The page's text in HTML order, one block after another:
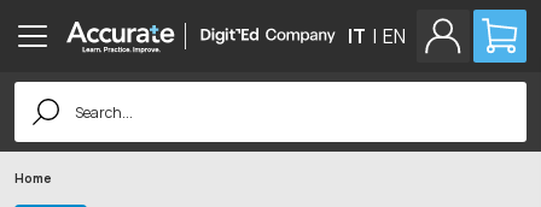
IT | EN
Search
for:
Home